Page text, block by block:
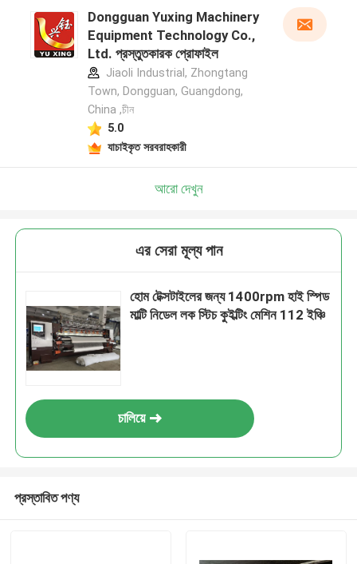
Dongguan Yuxing Machinery
Equipment Technology Co.,
Ltd. প্রস্তুতকারক প্রোফাইল
Jiaoli Industrial, Zhongtang
Town, Dongguan, Guangdong,
China ,চীন
5.0
যাচাইকৃত সরবরাহকারী
আরো দেখুন
এর সেরা মূল্য পান
হোম টেক্সটাইলের জন্য 1400rpm হাই স্পিড
মাল্টি নিডেল লক স্টিচ কুইল্টিং মেশিন 112 ইঞ্চি
চালিয়ে
প্রস্তাবিত পণ্য